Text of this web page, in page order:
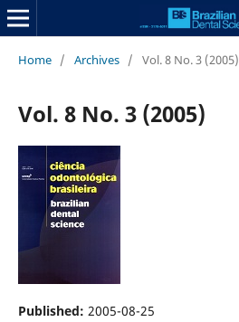
Home / Archives / Vol. 8 No. 3 (2005)
Vol. 8 No. 3 (2005)
Published: 2005-08-25